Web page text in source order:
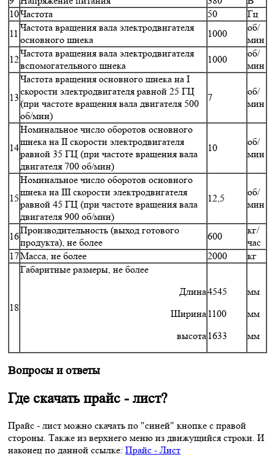
10Частота 50
Гц
11
Частота вращения вала электродвигателя
основного шнека
1000
об/
мин
12
Частота вращения вала электродвигателя
вспомогательного шнека
1000
об/
мин
13
Частота вращения основного шнека на I
скорости электродвигателя равной 25 ГЦ
(при частоте вращения вала двигателя 500
об/мин)
7
об/
мин
14
Номинальное число оборотов основного
шнека на II скорости электродвигателя
равной 35 ГЦ (при частоте вращения вала
двигателя 700 об/мин)
10
об/
мин
15
Номинальное число оборотов основного
шнека на III скорости электродвигателя
равной 45 ГЦ (при частоте вращения вала
двигателя 900 об/мин)
12,5
об/
мин
16
Производительность (выход готового
продукта), не более
600
кг/
час
17Масса, не более 2000 кг
18
Габаритные размеры, не более
Длина
Ширина
высота
4545
1100
1633
мм
мм
мм
Вопросы и ответы
Где скачать прайс - лист?
Прайс - лист можно скачать по "синей" кнопке с правой
стороны. Также из верхнего меню из движущийся строки. И
наконец по данной ссылке: Прайс - Лист